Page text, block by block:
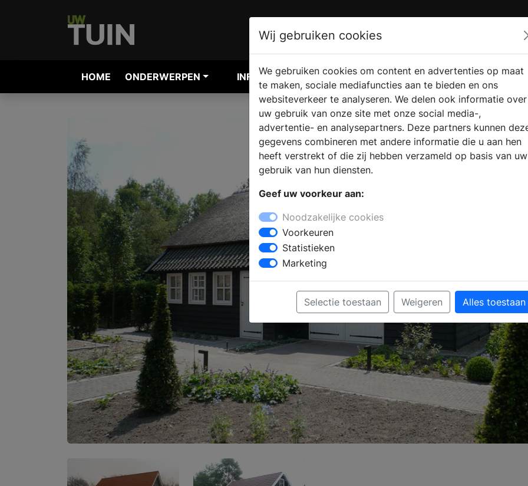
HOME ONDERWERPEN INFORMATIE AANVRAGEN VERKOOPLOCATIE VINDEN
Wij gebruiken cookies
We gebruiken cookies om content en advertenties op maat
te maken, sociale mediafuncties aan te bieden en ons
websiteverkeer te analyseren. We delen ook informatie over
uw gebruik van onze site met onze social media-,
advertentie- en analysepartners. Deze partners kunnen
gegevens combineren met andere informatie die u aan hen
heeft verstrekt of die zij hebben verzameld op basis van uw
gebruik van hun diensten.
Geef uw voorkeur aan:
Noodzakelijke cookies
Voorkeuren
Statistieken
Marketing
Selectie toestaan Weigeren Alles toestaan